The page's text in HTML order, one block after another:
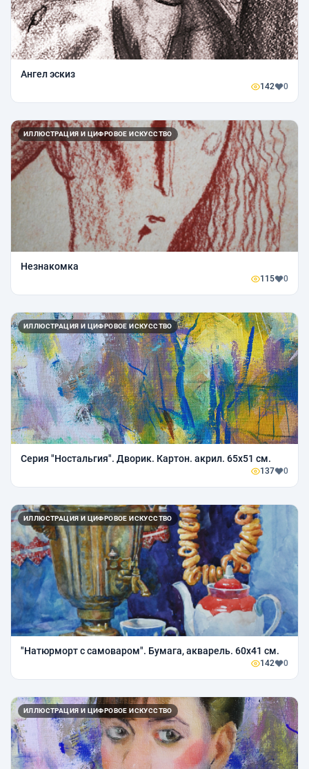
Ангел эскиз
142 0
ИЛЛЮСТРАЦИЯ И ЦИФРОВОЕ ИСКУССТВО
Незнакомка
115 0
ИЛЛЮСТРАЦИЯ И ЦИФРОВОЕ ИСКУССТВО
Серия "Ностальгия". Дворик. Картон. акрил. 65х51 см.
137 0
ИЛЛЮСТРАЦИЯ И ЦИФРОВОЕ ИСКУССТВО
"Натюрморт с самоваром". Бумага, акварель. 60х41 см.
142 0
ИЛЛЮСТРАЦИЯ И ЦИФРОВОЕ ИСКУССТВО